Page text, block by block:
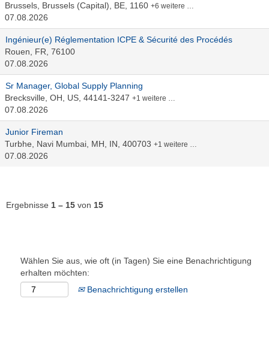
Brussels, Brussels (Capital), BE, 1160 +6 weitere …
07.08.2026
Ingénieur(e) Réglementation ICPE & Sécurité des Procédés
Rouen, FR, 76100
07.08.2026
Sr Manager, Global Supply Planning
Brecksville, OH, US, 44141-3247 +1 weitere …
07.08.2026
Junior Fireman
Turbhe, Navi Mumbai, MH, IN, 400703 +1 weitere …
07.08.2026
Ergebnisse 1 – 15 von 15
Wählen Sie aus, wie oft (in Tagen) Sie eine Benachrichtigung
erhalten möchten:
Benachrichtigung erstellen